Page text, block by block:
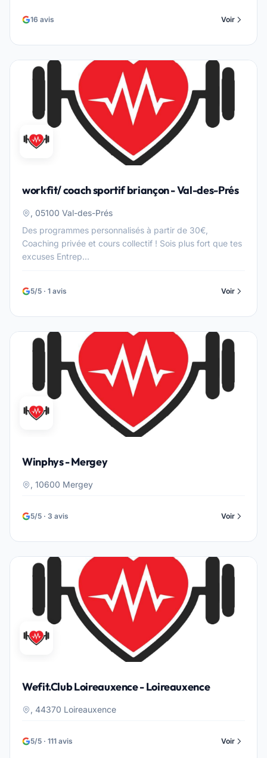
16 avis Voir
workfit/ coach sportif briançon - Val-des-Prés
, 05100 Val-des-Prés
Des programmes personnalisés à partir de 30€,
Coaching privée et cours collectif ! Sois plus fort que tes
excuses Entrep...
5/5 · 1 avis Voir
Winphys - Mergey
, 10600 Mergey
5/5 · 3 avis Voir
Wefit.Club Loireauxence - Loireauxence
, 44370 Loireauxence
5/5 · 111 avis Voir